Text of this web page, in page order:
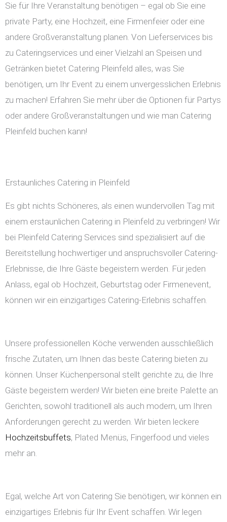
Sie für Ihre Veranstaltung benötigen – egal ob Sie eine
private Party, eine Hochzeit, eine Firmenfeier oder eine
andere Großveranstaltung planen. Von Lieferservices bis
zu Cateringservices und einer Vielzahl an Speisen und
Getränken bietet Catering Pleinfeld alles, was Sie
benötigen, um Ihr Event zu einem unvergesslichen Erlebnis
zu machen! Erfahren Sie mehr über die Optionen für Partys
oder andere Großveranstaltungen und wie man Catering
Pleinfeld buchen kann!
Erstaunliches Catering in Pleinfeld
Es gibt nichts Schöneres, als einen wundervollen Tag mit
einem erstaunlichen Catering in Pleinfeld zu verbringen! Wir
bei Pleinfeld Catering Services sind spezialisiert auf die
Bereitstellung hochwertiger und anspruchsvoller Catering-
Erlebnisse, die Ihre Gäste begeistern werden. Für jeden
Anlass, egal ob Hochzeit, Geburtstag oder Firmenevent,
können wir ein einzigartiges Catering-Erlebnis schaffen.
Unsere professionellen Köche verwenden ausschließlich
frische Zutaten, um Ihnen das beste Catering bieten zu
können. Unser Küchenpersonal stellt gerichte zu, die Ihre
Gäste begeistern werden! Wir bieten eine breite Palette an
Gerichten, sowohl traditionell als auch modern, um Ihren
Anforderungen gerecht zu werden. Wir bieten leckere
Hochzeitsbuffets, Plated Menüs, Fingerfood und vieles
mehr an.
Egal, welche Art von Catering Sie benötigen, wir können ein
einzigartiges Erlebnis für Ihr Event schaffen. Wir legen